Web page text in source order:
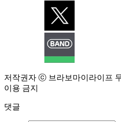
저작권자 ⓒ 브라보마이라이프
이용 금지
댓글